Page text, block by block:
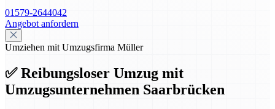
01579-2644042
Angebot anfordern
Umziehen mit Umzugsfirma Müller
✅ Reibungsloser Umzug mit
Umzugsunternehmen Saarbrücken